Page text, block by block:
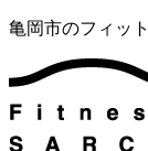
亀岡市のフィッ